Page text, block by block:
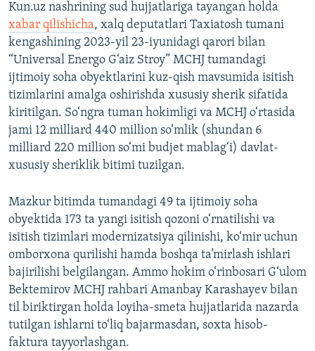
Kun.uz nashrining sud hujjatlariga tayangan holda
xabar qilishicha, xalq deputatlari Taxiatosh tumani
kengashining 2023-yil 23-iyunidagi qarori bilan
“Universal Energo G‘aiz Stroy” MCHJ tumandagi
ijtimoiy soha obyektlarini kuz-qish mavsumida isitish
tizimlarini amalga oshirishda xususiy sherik sifatida
kiritilgan. So‘ngra tuman hokimligi va MCHJ o‘rtasida
jami 12 milliard 440 million so‘mlik (shundan 6
milliard 220 million so‘mi budjet mablag‘i) davlat-
xususiy sheriklik bitimi tuzilgan.
Mazkur bitimda tumandagi 49 ta ijtimoiy soha
obyektida 173 ta yangi isitish qozoni o‘rnatilishi va
isitish tizimlari modernizatsiya qilinishi, ko‘mir uchun
omborxona qurilishi hamda boshqa ta’mirlash ishlari
bajirilishi belgilangan. Ammo hokim o‘rinbosari G‘ulom
Bektemirov MCHJ rahbari Amanbay Karashayev bilan
til biriktirgan holda loyiha-smeta hujjatlarida nazarda
tutilgan ishlarni to‘liq bajarmasdan, soxta hisob-
faktura tayyorlashgan.